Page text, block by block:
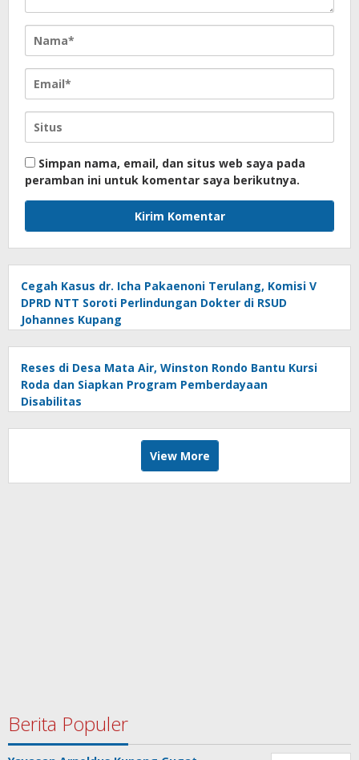
Simpan nama, email, dan situs web saya pada
peramban ini untuk komentar saya berikutnya.
Cegah Kasus dr. Icha Pakaenoni Terulang, Komisi V
DPRD NTT Soroti Perlindungan Dokter di RSUD
Johannes Kupang
Reses di Desa Mata Air, Winston Rondo Bantu Kursi
Roda dan Siapkan Program Pemberdayaan
Disabilitas
View More
Berita Populer